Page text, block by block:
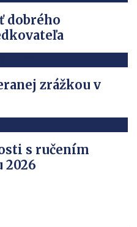
dobrého
zrážkou v
s ručením
2026